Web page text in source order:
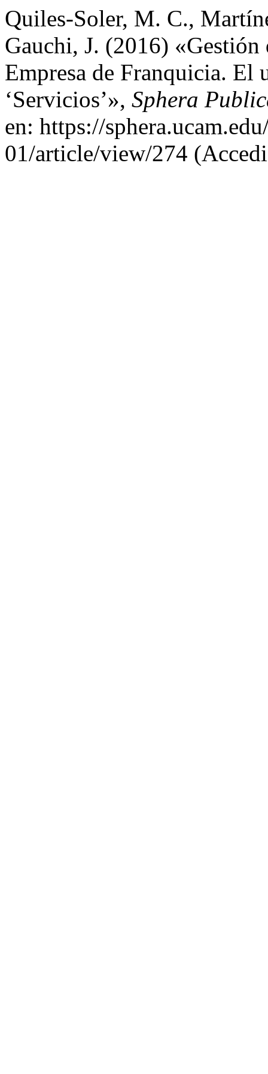
Quiles-Soler, M. C.,
Gauchi, J. (2016)
Empresa de Franquicia. El
‘Servicios’», Sphera
en: https://
01/article/view/274